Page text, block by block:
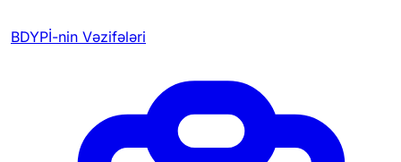
BDYPİ-nin Vəzifələri